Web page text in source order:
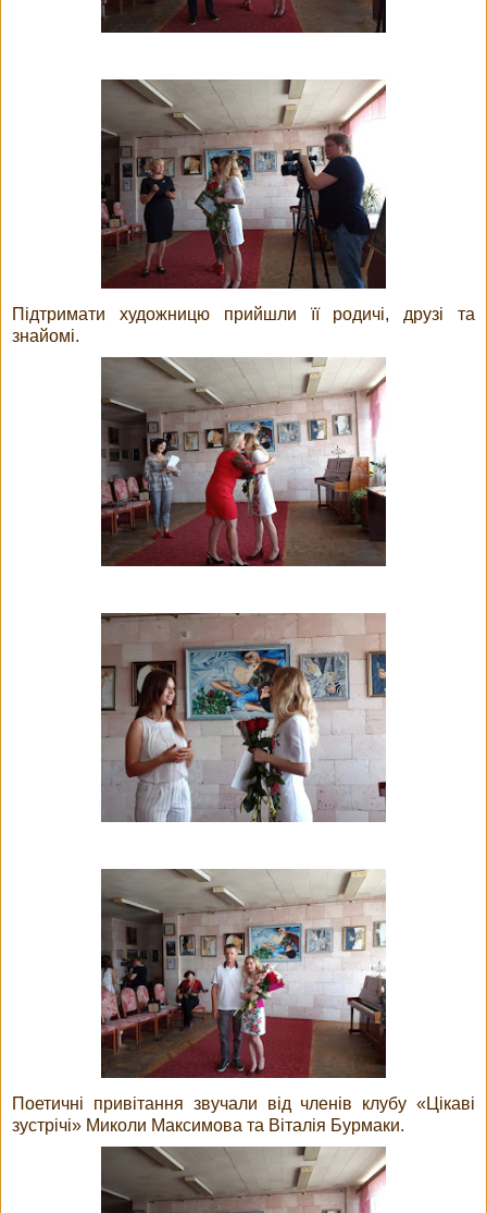
Підтримати художницю прийшли її родичі, друзі та
знайомі.
Поетичні привітання звучали від членів клубу «Цікаві
зустрічі» Миколи Максимова та Віталія Бурмаки.